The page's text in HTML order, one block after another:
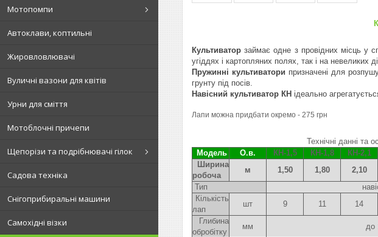
Мотопомпи
Автоклави, коптильні
Жировловлювачі
Вуличні вазони для квітів
Урни для сміття
Мотоблочні причепи
Щепорізи та подрібнювачі гілок
Садова техніка
Снігоприбиральні машини
Самохідні візки
Культиватор займає одне з провідних місць у
угіддях і картопляних полях, так і на невеликих
Пружинні культиватори призначені для
грунту під посів.
Навісний культиватор КН ідеально
Лапи можна придбати окремо - 275 грн
Технічні данні та
Модель
О.в. КН-1,5 КН-1,8 КН-2,1
Ширина
робоча
м 1,50 1,80 2,10
Тип
Кількість
лап
шт 9 11 14
Глибина
обробітку
мм
до